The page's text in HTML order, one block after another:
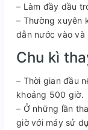
– Làm đầy dầu
– Thường xuyên
dẫn nước vào và
Chu kì
– Thời gian đầu
khoảng 500 giờ.
– Ở những lần
giờ với máy sử